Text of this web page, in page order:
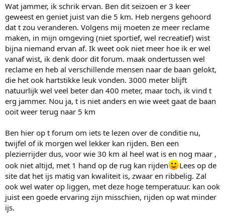
Wat jammer, ik schrik ervan. Ben dit seizoen er 3 keer
geweest en geniet juist van die 5 km. Heb nergens gehoord
dat t zou veranderen. Volgens mij moeten ze meer reclame
maken, in mijn omgeving (niet sportief, wel recreatief) wist
bijna niemand ervan af. Ik weet ook niet meer hoe ik er wel
vanaf wist, ik denk door dit forum. maak ondertussen wel
reclame en heb al verschillende mensen naar de baan gelokt,
die het ook hartstikke leuk vonden. 3000 meter blijft
natuurlijk wel veel beter dan 400 meter, maar toch, ik vind t
erg jammer. Nou ja, t is niet anders en wie weet gaat de baan
ooit weer terug naar 5 km
Ben hier op t forum om iets te lezen over de conditie nu,
twijfel of ik morgen wel lekker kan rijden. Ben een
plezierrijder dus, voor wie 30 km al heel wat is en nog maar ,
ook niet altijd, met 1 hand op de rug kan rijden
Lees op de
site dat het ijs matig van kwaliteit is, zwaar en ribbelig. Zal
ook wel water op liggen, met deze hoge temperatuur. kan ook
juist een goede ervaring zijn misschien, rijden op wat minder
ijs.